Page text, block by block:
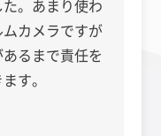
。あまり使わ
カメラですが
るまで責任を
す。